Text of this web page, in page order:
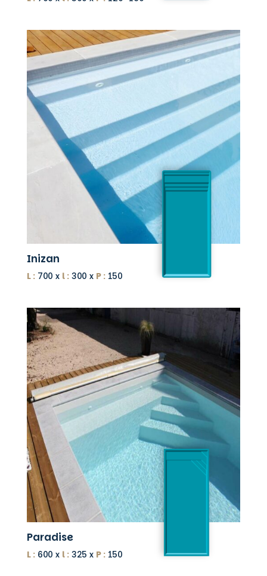
Inizan
L :700 x l :300 x P :150
Paradise
L :600 x l :325 x P :150